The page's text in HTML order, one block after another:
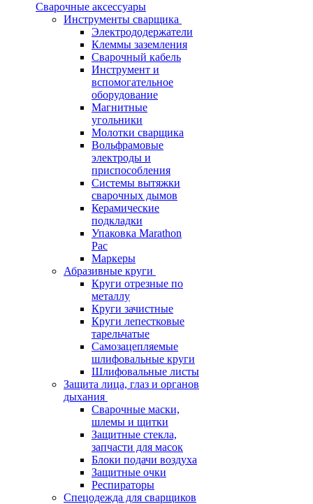
Сварочные аксессуары
Инструменты сварщика
Электрододержатели
Клеммы заземления
Сварочный кабель
Инструмент и
вспомогательное
оборудование
Магнитные
угольники
Молотки сварщика
Вольфрамовые
электроды и
приспособления
Системы вытяжки
сварочных дымов
Керамические
подкладки
Упаковка Marathon
Pac
Маркеры
Абразивные круги
Круги отрезные по
металлу
Круги зачистные
Круги лепестковые
тарельчатые
Самозацепляемые
шлифовальные круги
Шлифовальные листы
Защита лица, глаз и органов
дыхания
Сварочные маски,
шлемы и щитки
Защитные стекла,
запчасти для масок
Блоки подачи воздуха
Защитные очки
Респираторы
Спецодежда для сварщиков